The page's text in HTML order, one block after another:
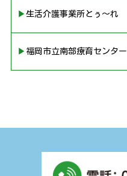
▶︎生活介護事業所とぅ〜れ
▶︎福岡市立南部療育センター